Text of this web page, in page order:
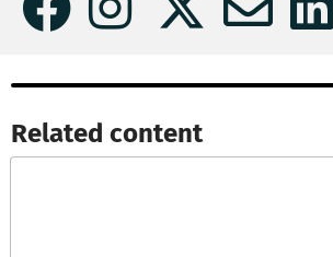
Related content​